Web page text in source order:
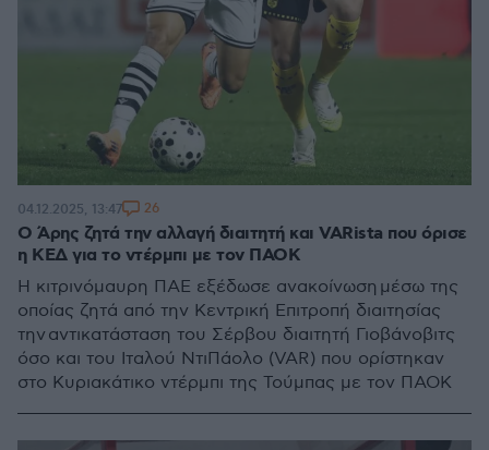
Ο Άρης ζητά την αλλαγή διαιτητή και VARista που όρισε
η ΚΕΔ για το ντέρμπι με τον ΠΑΟΚ
Η κιτρινόμαυρη ΠΑΕ εξέδωσε ανακοίνωση μέσω της
οποίας ζητά από την Κεντρική Επιτροπή διαιτησίας
την αντικατάσταση του Σέρβου διαιτητή Γιοβάνοβιτς
όσο και του Ιταλού ΝτιΠάολο (VAR) που ορίστηκαν
στο Κυριακάτικο ντέρμπι της Τούμπας με τον ΠΑΟΚ
04.12.2025, 13:47 26